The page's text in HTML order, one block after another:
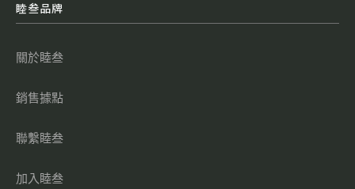
睦叁品牌
關於睦叁
銷售據點
聯繫睦叁
加入睦叁